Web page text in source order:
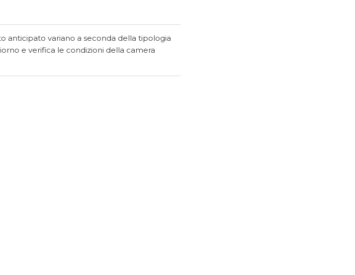
anticipato variano a seconda della tipologia
e verifica le condizioni della camera